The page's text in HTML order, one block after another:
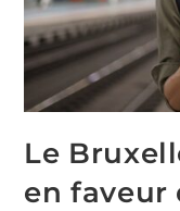
Le
en faveur